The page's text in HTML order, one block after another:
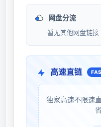
网盘分流
暂无其他网盘链接
高速直链
独家高速不限速